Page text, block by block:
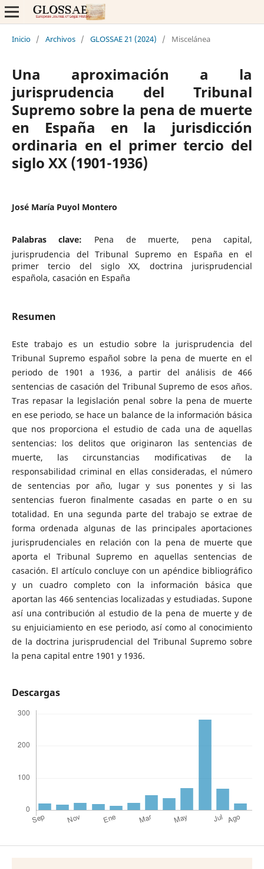
Inicio / Archivos / GLOSSAE 21 (2024) / Miscelánea
Una aproximación a la
jurisprudencia del Tribunal
Supremo sobre la pena de muerte
en España en la jurisdicción
ordinaria en el primer tercio del
siglo XX (1901-1936)
José María Puyol Montero
Palabras clave: Pena de muerte, pena capital,
jurisprudencia del Tribunal Supremo en España en el
primer tercio del siglo XX, doctrina jurisprudencial
española, casación en España
Resumen
Este trabajo es un estudio sobre la jurisprudencia del
Tribunal Supremo español sobre la pena de muerte en el
periodo de 1901 a 1936, a partir del análisis de 466
sentencias de casación del Tribunal Supremo de esos años.
Tras repasar la legislación penal sobre la pena de muerte
en ese periodo, se hace un balance de la información básica
que nos proporciona el estudio de cada una de aquellas
sentencias: los delitos que originaron las sentencias de
muerte, las circunstancias modificativas de la
responsabilidad criminal en ellas consideradas, el número
de sentencias por año, lugar y sus ponentes y si las
sentencias fueron finalmente casadas en parte o en su
totalidad. En una segunda parte del trabajo se extrae de
forma ordenada algunas de las principales aportaciones
jurisprudenciales en relación con la pena de muerte que
aporta el Tribunal Supremo en aquellas sentencias de
casación. El artículo concluye con un apéndice bibliográfico
y un cuadro completo con la información básica que
aportan las 466 sentencias localizadas y estudiadas. Supone
así una contribución al estudio de la pena de muerte y de
su enjuiciamiento en ese periodo, así como al conocimiento
de la doctrina jurisprudencial del Tribunal Supremo sobre
la pena capital entre 1901 y 1936.
Descargas